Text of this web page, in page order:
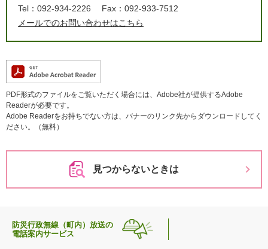
Tel：092-934-2226
Fax：092-933-7512
メールでのお問い合わせはこちら
PDF形式のファイルをご覧いただく場合には、Adobe社が提供するAdobe
Readerが必要です。
Adobe Readerをお持ちでない方は、バナーのリンク先からダウンロードしてく
ださい。（無料）
見つからないときは
防災行政無線（町内）放送の
電話案内サービス